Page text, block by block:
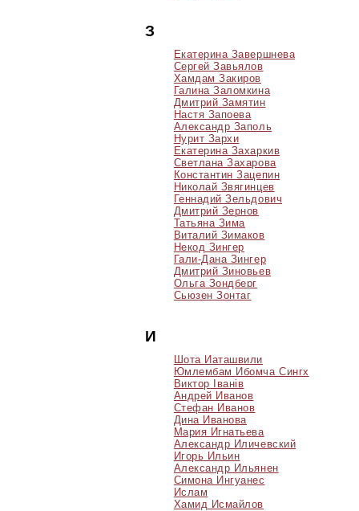
З
Екатерина Завершнева
Сергей Завьялов
Хамдам Закиров
Галина Заломкина
Дмитрий Замятин
Настя Запоева
Александр Заполь
Нурит Зархи
Екатерина Захаркив
Светлана Захарова
Константин Зацепин
Николай Звягинцев
Геннадий Зельдович
Дмитрий Зернов
Татьяна Зима
Виталий Зимаков
Некод Зингер
Гали-Дана Зингер
Дмитрий Зиновьев
Ольга Зондберг
Сьюзен Зонтаг
И
Шота Иаташвили
Юмлембам Ибомча Сингх
Виктор Iванiв
Андрей Иванов
Стефан Иванов
Дина Иванова
Мария Игнатьева
Александр Иличевский
Игорь Ильин
Александр Ильянен
Симона Ингуанес
Ислам
Хамид Исмайлов